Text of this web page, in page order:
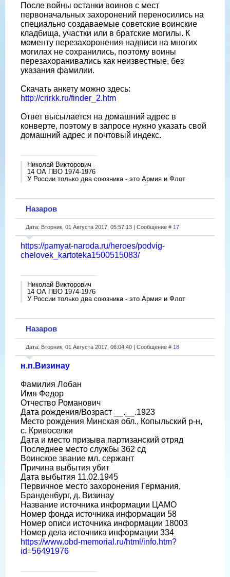
После войны останки воинов с мест
первоначальных захоронений переносились на
специально создаваемые советские воинские
кладбища, участки или в братские могилы. К
моменту перезахоронения надписи на многих
могилах не сохранились, поэтому воины
перезахоранивались как неизвестные, без
указания фамилии.
Скачать анкету можно здесь:
http://crirkk.ru/finder_2.htm
Ответ высылается на домашний адрес в
конверте, поэтому в запросе нужно указать свой
домашний адрес и почтовый индекс.
Николай Викторович
14 ОА ПВО 1974-1976
У России только два союзника - это Армия и Флот
Назаров
Дата: Вторник, 01 Августа 2017, 05:57:13 | Сообщение # 17
https://pamyat-naroda.ru/heroes/podvig-
chelovek_kartoteka1500515083/
Николай Викторович
14 ОА ПВО 1974-1976
У России только два союзника - это Армия и Флот
Назаров
Дата: Вторник, 01 Августа 2017, 06:04:40 | Сообщение # 18
н.п.Визинау
Фамилия Лобан
Имя Федор
Отчество Романович
Дата рождения/Возраст __.__.1923
Место рождения Минская обл., Копыльский р-н,
с. Кривоселки
Дата и место призыва партизанский отряд
Последнее место службы 362 сд
Воинское звание мл. сержант
Причина выбытия убит
Дата выбытия 11.02.1945
Первичное место захоронения Германия,
Бранденбург, д. Визинау
Название источника информации ЦАМО
Номер фонда источника информации 58
Номер описи источника информации 18003
Номер дела источника информации 334
https://www.obd-memorial.ru/html/info.htm?
id=56491976